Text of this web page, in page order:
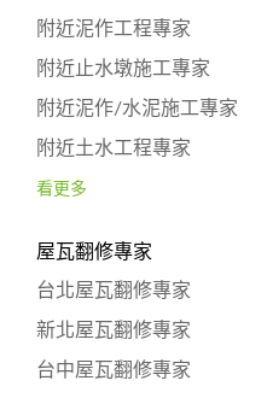
附近泥作工程專家
附近止水墩施工專家
附近泥作/水泥施工專家
附近土水工程專家
看更多
屋瓦翻修專家
台北屋瓦翻修專家
新北屋瓦翻修專家
台中屋瓦翻修專家